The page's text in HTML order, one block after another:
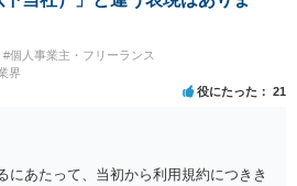
#個人事業主・フリーランス
界
役にたった 21
にあたって、当初から利用規約につきき